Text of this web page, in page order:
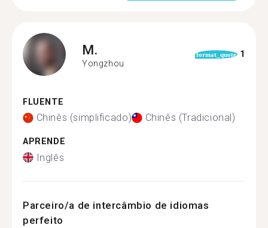
M.
Yongzhou
format_quote 1
FLUENTE
Chinês (simplificado) Chinês (Tradicional)
APRENDE
Inglês
Parceiro/a de intercâmbio de idiomas
perfeito